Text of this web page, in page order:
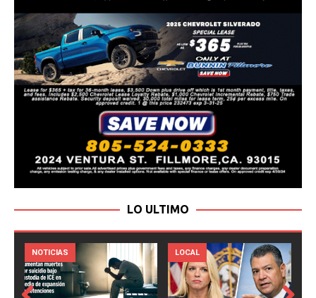
LO ULTIMO
LOCAL NOTICIAS